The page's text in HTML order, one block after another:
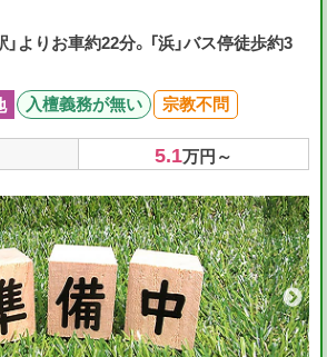
よりお車約22分。「浜」バス停徒歩約3
入檀義務が無い 宗教不問
5.1万円～